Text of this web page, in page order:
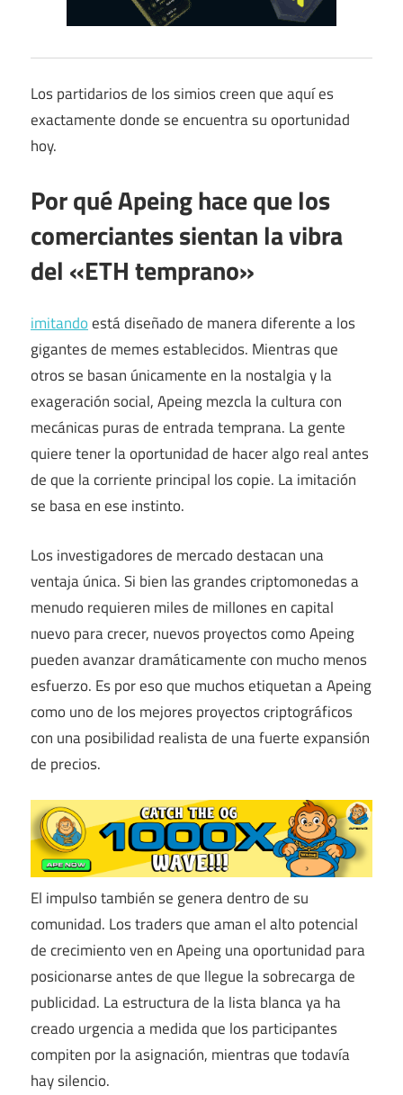
Los partidarios de los simios creen que aquí es
exactamente donde se encuentra su oportunidad
hoy.
Por qué Apeing hace que los
comerciantes sientan la vibra
del «ETH temprano»
imitandoestá diseñado de manera diferente a los
gigantes de memes establecidos. Mientras que
otros se basan únicamente en la nostalgia y la
exageración social, Apeing mezcla la cultura con
mecánicas puras de entrada temprana. La gente
quiere tener la oportunidad de hacer algo real antes
de que la corriente principal los copie. La imitación
se basa en ese instinto.
Los investigadores de mercado destacan una
ventaja única. Si bien las grandes criptomonedas a
menudo requieren miles de millones en capital
nuevo para crecer, nuevos proyectos como Apeing
pueden avanzar dramáticamente con mucho menos
esfuerzo. Es por eso que muchos etiquetan a Apeing
como uno de los mejores proyectos criptográficos
con una posibilidad realista de una fuerte expansión
de precios.
El impulso también se genera dentro de su
comunidad. Los traders que aman el alto potencial
de crecimiento ven en Apeing una oportunidad para
posicionarse antes de que llegue la sobrecarga de
publicidad. La estructura de la lista blanca ya ha
creado urgencia a medida que los participantes
compiten por la asignación, mientras que todavía
hay silencio.